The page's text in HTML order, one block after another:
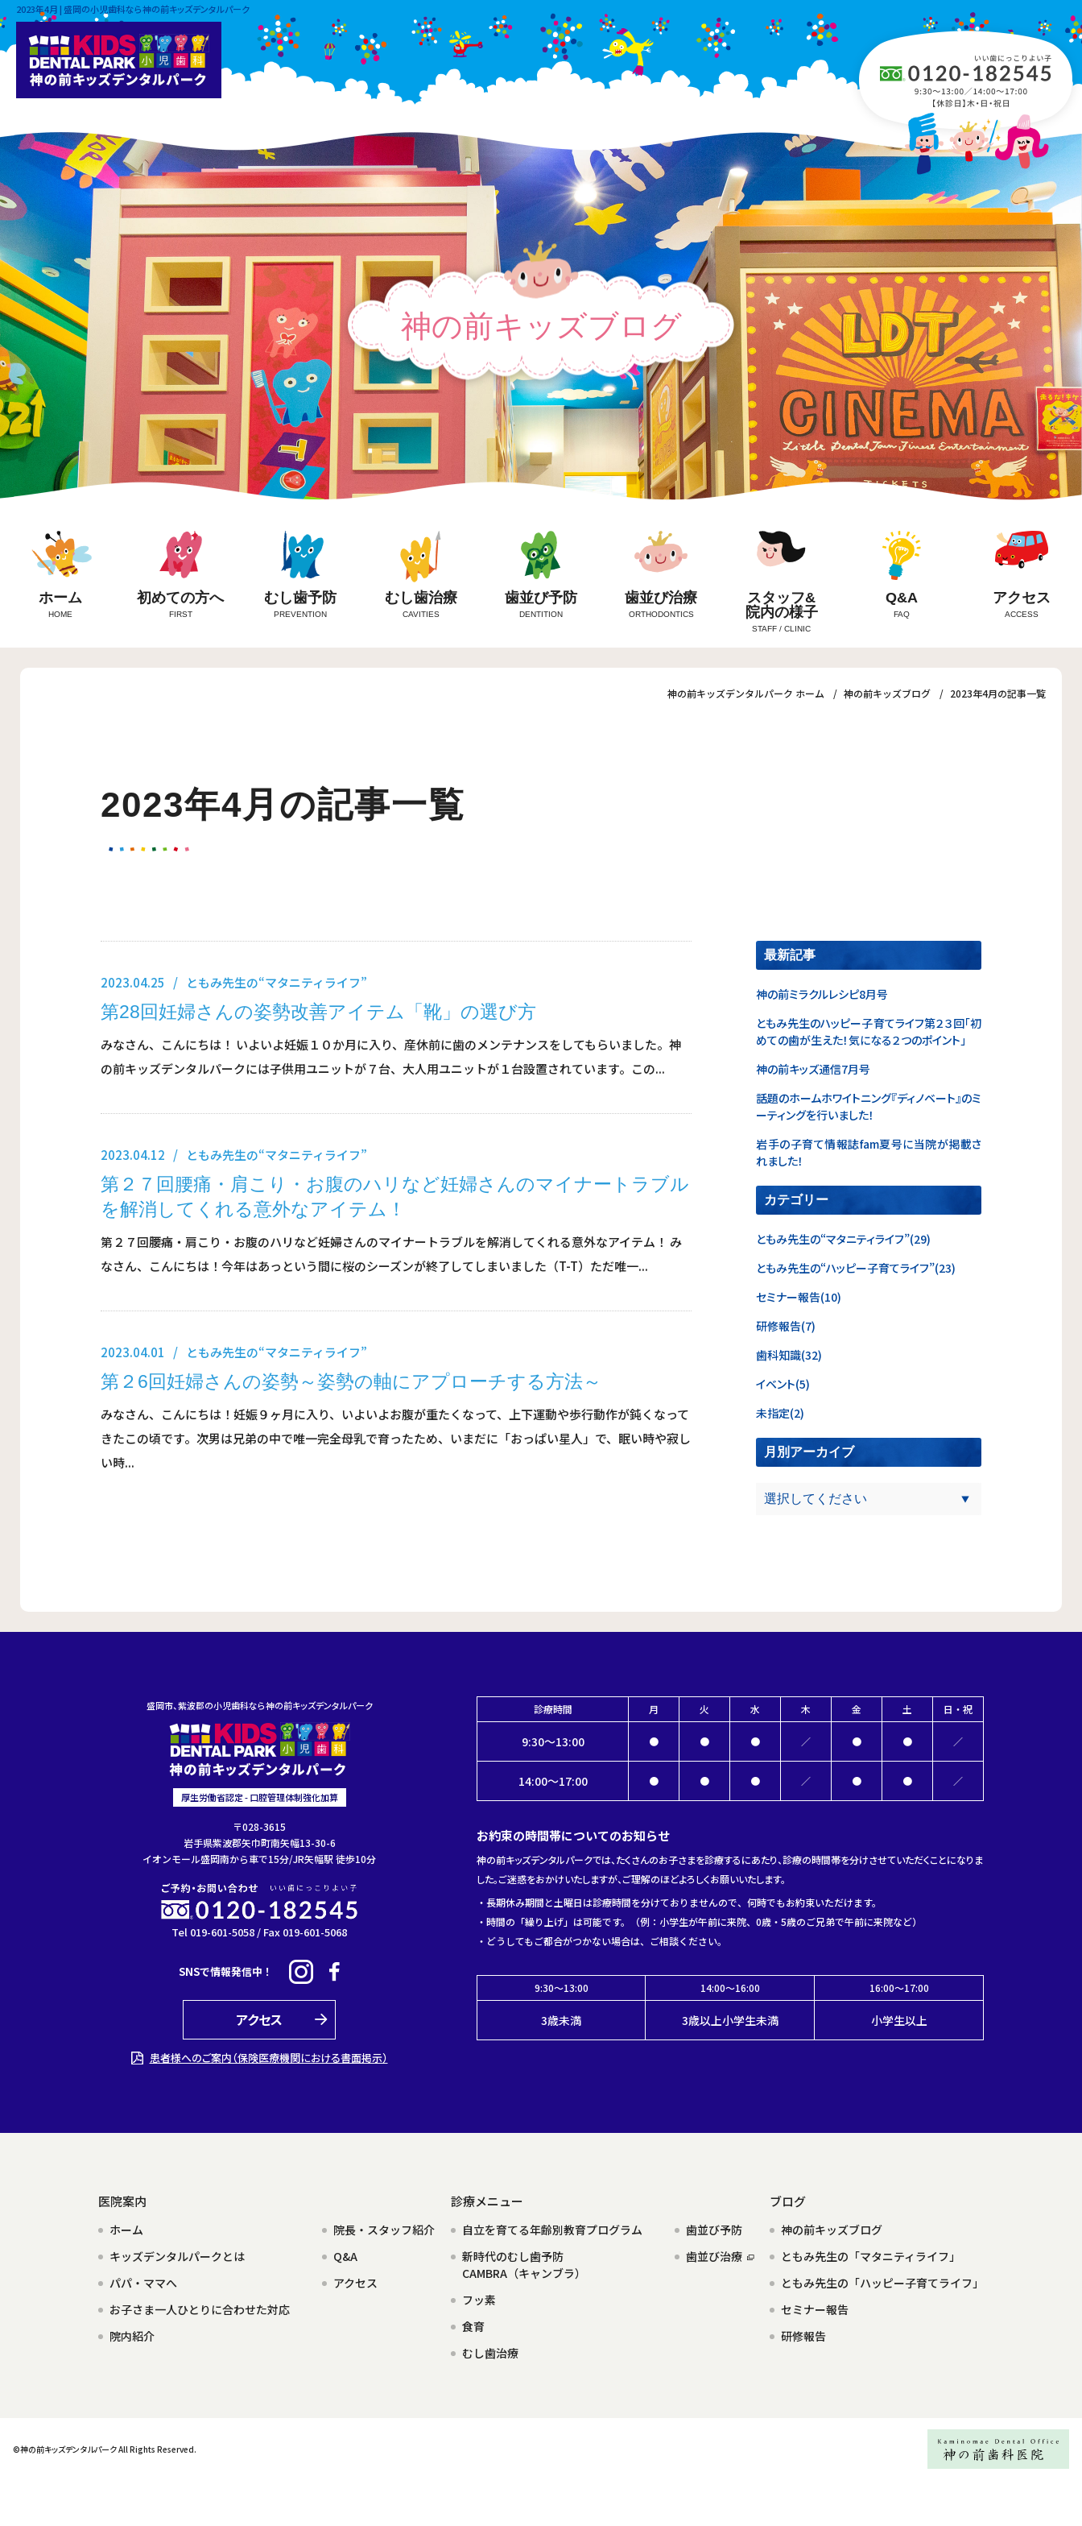
2023年4月 | 盛岡の小児歯科なら神の前キッズデンタルパーク
神の前キッズブログ
ホーム
HOME
初めての方へ
FIRST
むし歯予防
PREVENTION
むし歯治療
CAVITIES
歯並び予防
DENTITION
歯並び治療
ORTHODONTICS
スタッフ&
院内の様子
STAFF / CLINIC
Q&A
FAQ
アクセス
ACCESS
神の前キッズデンタルパーク ホーム 神の前キッズブログ 2023年4月の記事一覧
2023年4月の記事一覧
2023.04.25 ともみ先生の“マタニティライフ”
第28回妊婦さんの姿勢改善アイテム「靴」の選び方
みなさん、こんにちは！ いよいよ妊娠１０か月に入り、産休前に歯のメンテナンスをしてもらいました。神
の前キッズデンタルパークには子供用ユニットが７台、大人用ユニットが１台設置されています。この...
2023.04.12 ともみ先生の“マタニティライフ”
第２７回腰痛・肩こり・お腹のハリなど妊婦さんのマイナートラブル
を解消してくれる意外なアイテム！
第２７回腰痛・肩こり・お腹のハリなど妊婦さんのマイナートラブルを解消してくれる意外なアイテム！ み
なさん、こんにちは！今年はあっという間に桜のシーズンが終了してしまいました（T-T）ただ唯一...
2023.04.01 ともみ先生の“マタニティライフ”
第２6回妊婦さんの姿勢～姿勢の軸にアプローチする方法～
みなさん、こんにちは！妊娠９ヶ月に入り、いよいよお腹が重たくなって、上下運動や歩行動作が鈍くなって
きたこの頃です。次男は兄弟の中で唯一完全母乳で育ったため、いまだに「おっぱい星人」で、眠い時や寂し
い時...
最新記事
神の前ミラクルレシピ8月号
ともみ先生のハッピー子育てライフ第２３回「初
めての歯が生えた！気になる２つのポイント」
神の前キッズ通信7月号
話題のホームホワイトニング『ディノベート』のミ
ーティングを行いました！
岩手の子育て情報誌fam夏号に当院が掲載さ
れました！
カテゴリー
ともみ先生の“マタニティライフ”(29)
ともみ先生の“ハッピー子育てライフ”(23)
セミナー報告(10)
研修報告(7)
歯科知識(32)
イベント(5)
未指定(2)
月別アーカイブ
盛岡市、紫波郡の小児歯科なら神の前キッズデンタルパーク
厚生労働省認定 - 口腔管理体制強化加算
〒028-3615
岩手県紫波郡矢巾町南矢幅13-30-6
イオンモール盛岡南から車で15分/JR矢幅駅 徒歩10分
Tel 019-601-5058 / Fax 019-601-5068
SNSで情報発信中！
アクセス
患者様へのご案内（保険医療機関における書面掲示）
診療時間 月 火 水 木 金 土 日・祝
9:30～13:00 ● ● ● ／ ● ● ／
14:00～17:00 ● ● ● ／ ● ● ／
お約束の時間帯についてのお知らせ
神の前キッズデンタルパークでは、たくさんのお子さまを診療するにあたり、診療の時間帯を分けさせていただくことになりま
した。ご迷惑をおかけいたしますが、ご理解のほどよろしくお願いいたします。
・長期休み期間と土曜日は診療時間を分けておりませんので、何時でもお約束いただけます。
・時間の「繰り上げ」は可能です。（例：小学生が午前に来院、0歳・5歳のご兄弟で午前に来院など）
・どうしてもご都合がつかない場合は、ご相談ください。
9:30～13:00 14:00～16:00 16:00～17:00
3歳未満 3歳以上小学生未満 小学生以上
医院案内
ホーム
キッズデンタルパークとは
パパ・ママへ
お子さま一人ひとりに合わせた対応
院内紹介
院長・スタッフ紹介
Q&A
アクセス
診療メニュー
自立を育てる年齢別教育プログラム
新時代のむし歯予防
CAMBRA（キャンブラ）
フッ素
食育
むし歯治療
歯並び予防
歯並び治療
ブログ
神の前キッズブログ
ともみ先生の「マタニティライフ」
ともみ先生の「ハッピー子育てライフ」
セミナー報告
研修報告
©神の前キッズデンタルパーク All Rights Reserved.